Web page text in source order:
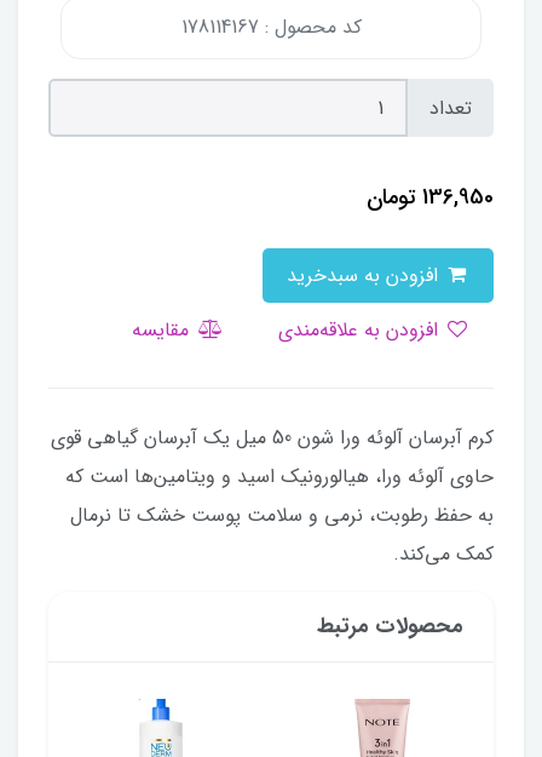
کد محصول : 178114167
تعداد
136,950تومان
مقایسه
کرم آبرسان آلوئه ورا شون 50 میل یک آبرسان گیاهی قوی
حاوی آلوئه ورا، هیالورونیک اسید و ویتامین‌ها است که
به حفظ رطوبت، نرمی و سلامت پوست خشک تا نرمال
کمک می‌کند.
محصولات مرتبط